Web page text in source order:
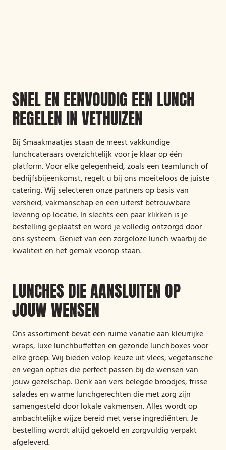
SNEL EN EENVOUDIG EEN LUNCH
REGELEN IN VETHUIZEN
Bij Smaakmaatjes staan de meest vakkundige
lunchcateraars overzichtelijk voor je klaar op één
platform. Voor elke gelegenheid, zoals een teamlunch of
bedrijfsbijeenkomst, regelt u bij ons moeiteloos de juiste
catering. Wij selecteren onze partners op basis van
versheid, vakmanschap en een uiterst betrouwbare
levering op locatie. In slechts een paar klikken is je
bestelling geplaatst en word je volledig ontzorgd door
ons systeem. Geniet van een zorgeloze lunch waarbij de
kwaliteit en het gemak voorop staan.
LUNCHES DIE AANSLUITEN OP
JOUW WENSEN
Ons assortiment bevat een ruime variatie aan kleurrijke
wraps, luxe lunchbuffetten en gezonde lunchboxes voor
elke groep. Wij bieden volop keuze uit vlees, vegetarische
en vegan opties die perfect passen bij de wensen van
jouw gezelschap. Denk aan vers belegde broodjes, frisse
salades en warme lunchgerechten die met zorg zijn
samengesteld door lokale vakmensen. Alles wordt op
ambachtelijke wijze bereid met verse ingrediënten. Je
bestelling wordt altijd gekoeld en zorgvuldig verpakt
afgeleverd.